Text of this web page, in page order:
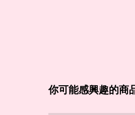
你可能感興趣的商